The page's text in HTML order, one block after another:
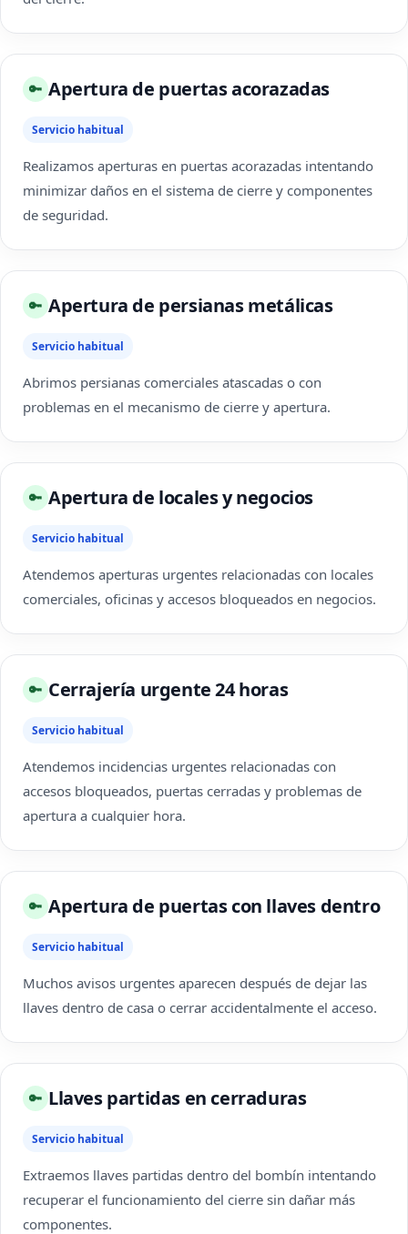
🔑 Apertura de puertas acorazadas
Servicio habitual
Realizamos aperturas en puertas acorazadas intentando
minimizar daños en el sistema de cierre y componentes
de seguridad.
🔑 Apertura de persianas metálicas
Servicio habitual
Abrimos persianas comerciales atascadas o con
problemas en el mecanismo de cierre y apertura.
🔑 Apertura de locales y negocios
Servicio habitual
Atendemos aperturas urgentes relacionadas con locales
comerciales, oficinas y accesos bloqueados en negocios.
🔑 Cerrajería urgente 24 horas
Servicio habitual
Atendemos incidencias urgentes relacionadas con
accesos bloqueados, puertas cerradas y problemas de
apertura a cualquier hora.
🔑 Apertura de puertas con llaves dentro
Servicio habitual
Muchos avisos urgentes aparecen después de dejar las
llaves dentro de casa o cerrar accidentalmente el acceso.
🔑 Llaves partidas en cerraduras
Servicio habitual
Extraemos llaves partidas dentro del bombín intentando
recuperar el funcionamiento del cierre sin dañar más
componentes.